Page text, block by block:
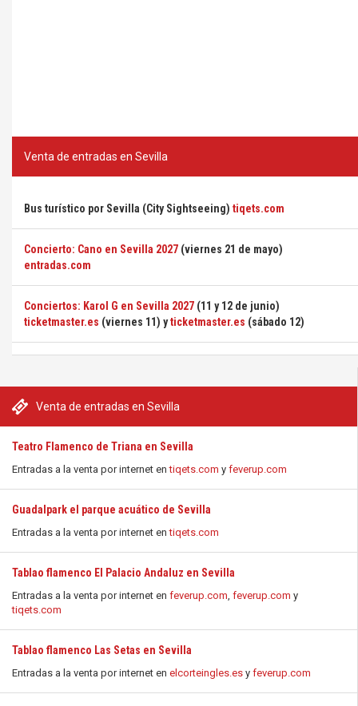
Venta de entradas en Sevilla
Teatro Flamenco de Triana en Sevilla
Entradas a la venta por internet entiqets.com y feverup.com
Guadalpark el parque acuático de Sevilla
Entradas a la venta por internet entiqets.com
Tablao flamenco El Palacio Andaluz en Sevilla
Entradas a la venta por internet en feverup.com, feverup.com y
tiqets.com
Tablao flamenco Las Setas en Sevilla
Entradas a la venta por internet en elcorteingles.es y feverup.com
Venta de entradas en Sevilla
Bus turístico por Sevilla (City Sightseeing) tiqets.com
Concierto: Cano en Sevilla 2027 (viernes 21 de mayo)
entradas.com
Conciertos: Karol G en Sevilla 2027 (11 y 12 de junio)
ticketmaster.es (viernes 11) yticketmaster.es (sábado 12)